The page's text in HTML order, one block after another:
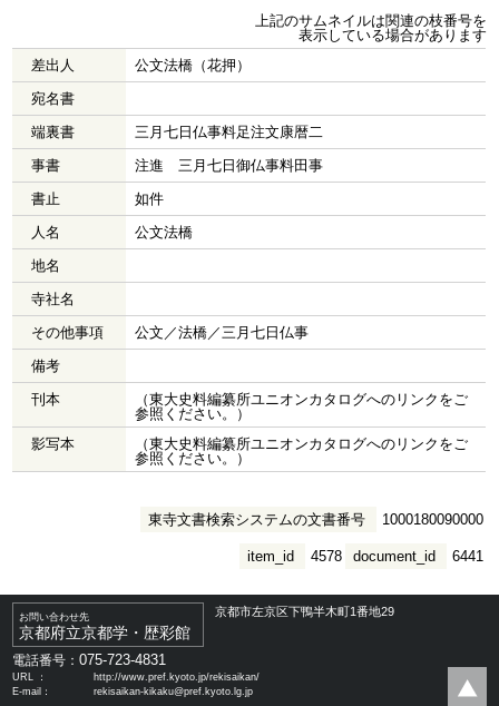
上記のサムネイルは関連の枝番号を
表示している場合があります
差出人
公文法橋（花押）
宛名書
端裏書
三月七日仏事料足注文康暦二
事書
注進 三月七日御仏事料田事
書止
如件
人名
公文法橋
地名
寺社名
その他事項
公文／法橋／三月七日仏事
備考
刊本
（東大史料編纂所ユニオンカタログへのリンクをご
参照ください。）
影写本
（東大史料編纂所ユニオンカタログへのリンクをご
参照ください。）
東寺文書検索システムの文書番号 1000180090000
document_id 6441
item_id 4578
お問い合わせ先
京都府立京都学・歴彩館
京都市左京区下鴨半木町1番地29
電話番号：075-723-4831
URL ：
http://www.pref.kyoto.jp/rekisaikan/
E-mail：
rekisaikan-kikaku@pref.kyoto.lg.jp